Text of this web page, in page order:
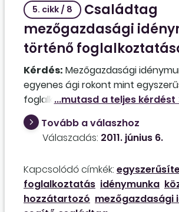
5. cikk / 8
Családtag
mezőgazdasági
történő
Kérdés: Mezőgazdasági
egyenes ági rokont mint
foglalkoztatottat be kell-e
utána társadalombiztosítási
fizetni?Tovább a válaszhoz
Válaszadás: 2011. június 6.
Kapcsolódó címkék:
foglalkoztatás idénymunka
hozzátartozó mezőgazdasági